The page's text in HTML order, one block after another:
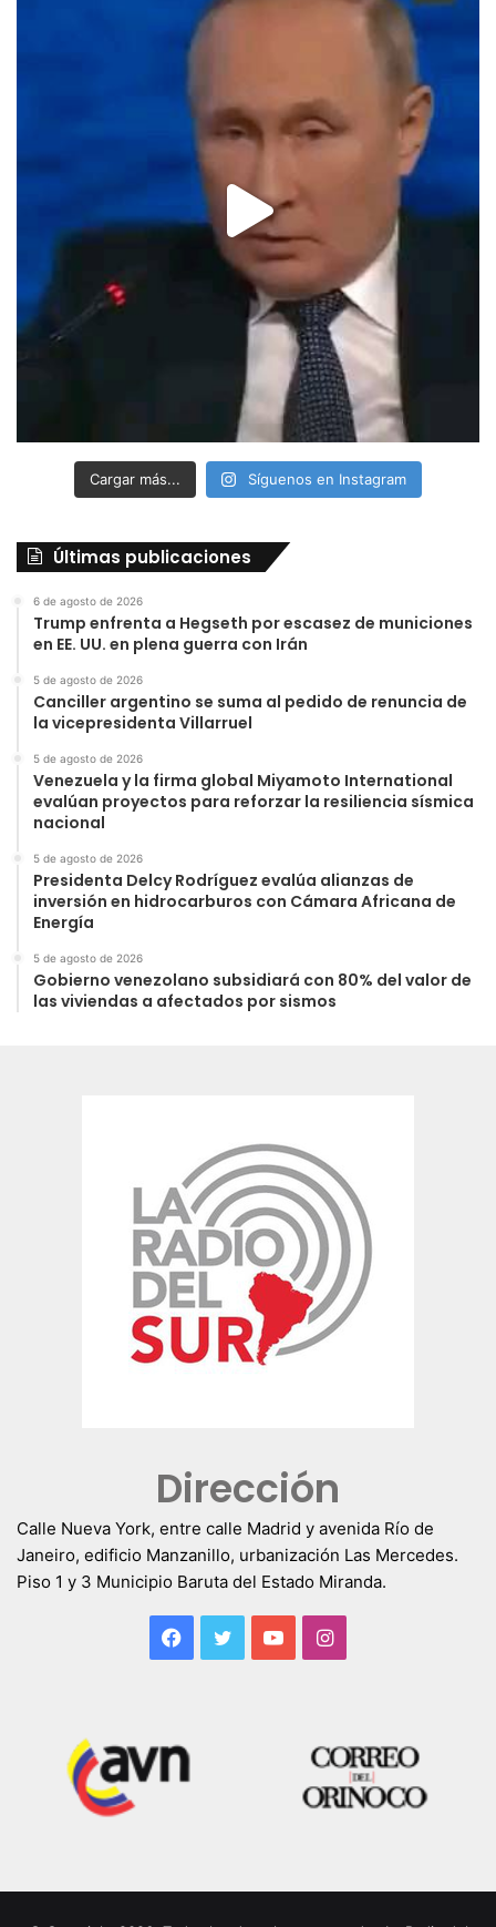
Cargar más... Síguenos en Instagram
Últimas publicaciones
6 de agosto de 2026
Trump enfrenta a Hegseth por escasez de municiones
en EE. UU. en plena guerra con Irán
5 de agosto de 2026
Canciller argentino se suma al pedido de renuncia de
la vicepresidenta Villarruel
5 de agosto de 2026
Venezuela y la firma global Miyamoto International
evalúan proyectos para reforzar la resiliencia sísmica
nacional
5 de agosto de 2026
Presidenta Delcy Rodríguez evalúa alianzas de
inversión en hidrocarburos con Cámara Africana de
Energía
5 de agosto de 2026
Gobierno venezolano subsidiará con 80% del valor de
las viviendas a afectados por sismos
Dirección
Calle Nueva York, entre calle Madrid y avenida Río de
Janeiro, edificio Manzanillo, urbanización Las Mercedes.
Piso 1 y 3 Municipio Baruta del Estado Miranda.
Facebook
TwitterYouTubeInstagram